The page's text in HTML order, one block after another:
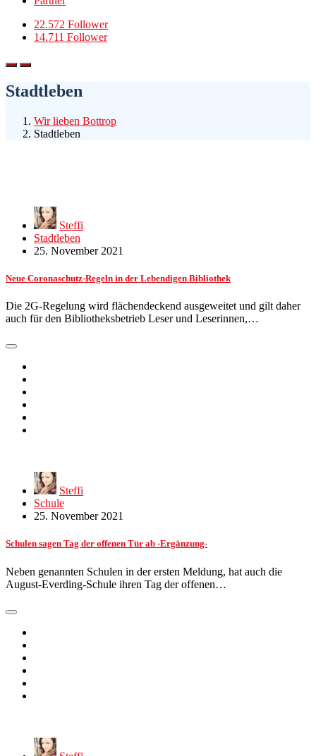
22.572 Follower
14.711 Follower
Stadtleben
Wir lieben Bottrop
Stadtleben
Steffi
Stadtleben
25. November 2021
Neue Coronaschutz-Regeln in der Lebendigen Bibliothek
Die 2G-Regelung wird flächendeckend ausgeweitet und gilt daher
auch für den Bibliotheksbetrieb Leser und Leserinnen,…
Steffi
Schule
25. November 2021
Schulen sagen Tag der offenen Tür ab -Ergänzung-
Neben genannten Schulen in der ersten Meldung, hat auch die
August-Everding-Schule ihren Tag der offenen…